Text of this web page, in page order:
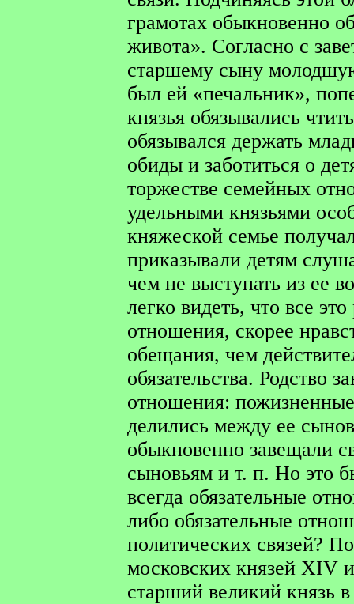
грамотах обыкновенно
живота». Согласно с
старшему сыну
был ей «печальник»,
князья обязывались
обязывался держать
обиды и заботиться о
торжестве семейных
удельными князьями
княжеской семье
приказывали детям
чем не выступать из ее
легко видеть, что все
отношения, скорее
обещания, чем
обязательства. Родство
отношения:
делились между ее
обыкновенно завещали
сыновьям и т. п. Но это
всегда обязательные
либо обязательные
политических связей?
московских князей XIV
старший великий князь